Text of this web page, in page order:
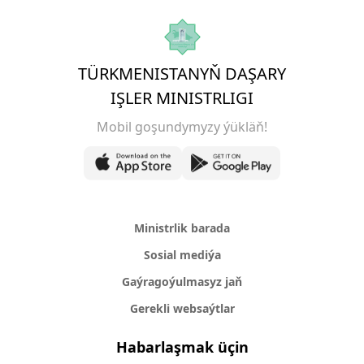
TÜRKMENISTANYŇ DAŞARY
IŞLER MINISTRLIGI
Mobil goşundymyzy ýükläň!
Ministrlik barada
Sosial mediýa
Gaýragoýulmasyz jaň
Gerekli websaýtlar
Habarlaşmak üçin